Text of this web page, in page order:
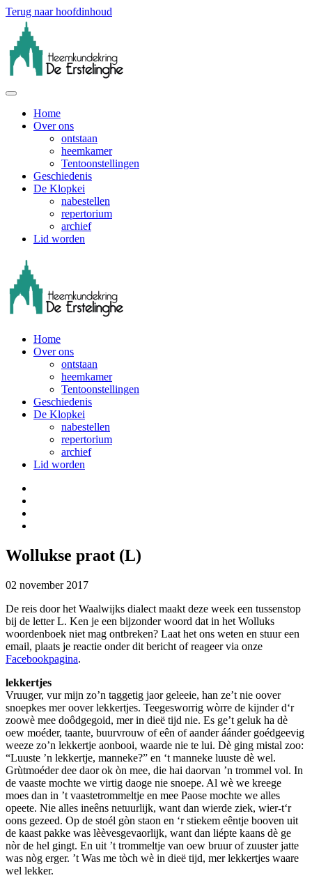
Terug naar hoofdinhoud
Home
Over ons
ontstaan
heemkamer
Tentoonstellingen
Geschiedenis
De Klopkei
nabestellen
repertorium
archief
Lid worden
Home
Over ons
ontstaan
heemkamer
Tentoonstellingen
Geschiedenis
De Klopkei
nabestellen
repertorium
archief
Lid worden
Wollukse praot (L)
02 november 2017
De reis door het Waalwijks dialect maakt deze week een tussenstop
bij de letter L. Ken je een bijzonder woord dat in het Wolluks
woordenboek niet mag ontbreken? Laat het ons weten en stuur een
email, plaats je reactie onder dit bericht of reageer via onze
Facebookpagina.
lekkertjes
Vruuger, vur mijn zo’n taggetig jaor geleeie, han ze’t nie oover
snoepkes mer oover lekkertjes. Teegesworrig wòrre de kijnder d‘r
zoowè mee doôdgegoid, mer in dieë tijd nie. Es ge’t geluk ha dè
oew moéder, taante, buurvrouw of eên of aander áánder goédgeevig
weeze zo’n lekkertje aonbooi, waarde nie te lui. Dè ging mistal zoo:
“Luuste ’n lekkertje, manneke?” en ‘t manneke luuste dè wel.
Grùtmoéder dee daor ok òn mee, die hai daorvan ’n trommel vol. In
de vaaste mochte we virtig daoge nie snoepe. Al wè we kreege
moes dan in ’t vaastetrommeltje en mee Paose mochte we alles
opeete. Nie alles ineêns netuurlijk, want dan wierde ziek, wier-t‘r
oons gezeed. Op de stoél gòn staon en ‘r stiekem eêntje booven uit
de kaast pakke was lèèvesgevaorlijk, want dan liépte kaans dè ge
nòr de hel gingt. En uit ’t trommeltje van oew bruur of zuuster jatte
was nòg erger. ’t Was me tòch wè in dieë tijd, mer lekkertjes waare
wel lekker.